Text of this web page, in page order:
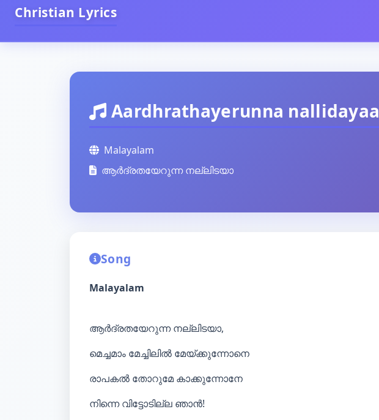
Christian Lyrics
Aardhrathayerunna nallidayaa
Malayalam
ആർദ്രതയേറുന്ന നല്ലിടയാ
Song
Malayalam
ആർദ്രതയേറുന്ന നല്ലിടയാ,
മെച്ചമാം മേച്ചിലിൽ മേയ്ക്കുന്നോനെ
രാപകൽ തോറുമേ കാക്കുന്നോനേ
നിന്നെ വിട്ടോടില്ല ഞാൻ!